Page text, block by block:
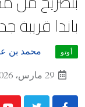
باندا قريبة
أوتو
محمد بن
29 مارس، 2026